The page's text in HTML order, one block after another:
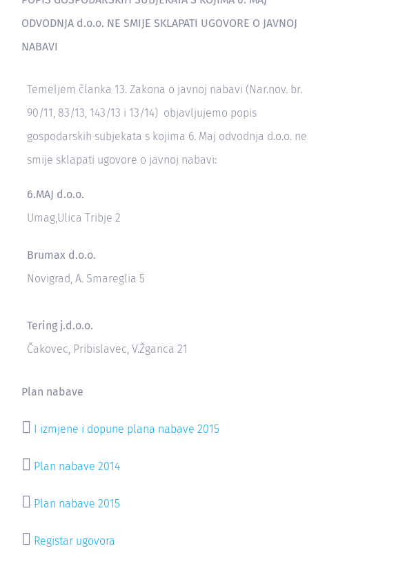
ODVODNJA d.o.o. NE SMIJE SKLAPATI UGOVORE O JAVNOJ
NABAVI
Temeljem članka 13. Zakona o javnoj nabavi (Nar.nov. br.
90/11, 83/13, 143/13 i 13/14) objavljujemo popis
gospodarskih subjekata s kojima 6. Maj odvodnja d.o.o. ne
smije sklapati ugovore o javnoj nabavi:
6.MAJ d.o.o.
Umag,Ulica Tribje 2
Brumax d.o.o.
Novigrad, A. Smareglia 5
Tering j.d.o.o.
Čakovec, Pribislavec, V.Žganca 21
Plan nabave
 I izmjene i dopune plana nabave 2015
 Plan nabave 2014
 Plan nabave 2015
 Registar ugovora